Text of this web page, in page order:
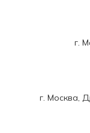
г.
г. Москва,